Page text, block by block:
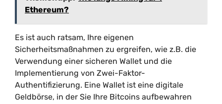
Ethereum?
Es ist auch ratsam, Ihre eigenen
Sicherheitsmaßnahmen zu ergreifen, wie z.B. die
Verwendung einer sicheren Wallet und die
Implementierung von Zwei-Faktor-
Authentifizierung. Eine Wallet ist eine digitale
Geldbörse, in der Sie Ihre Bitcoins aufbewahren